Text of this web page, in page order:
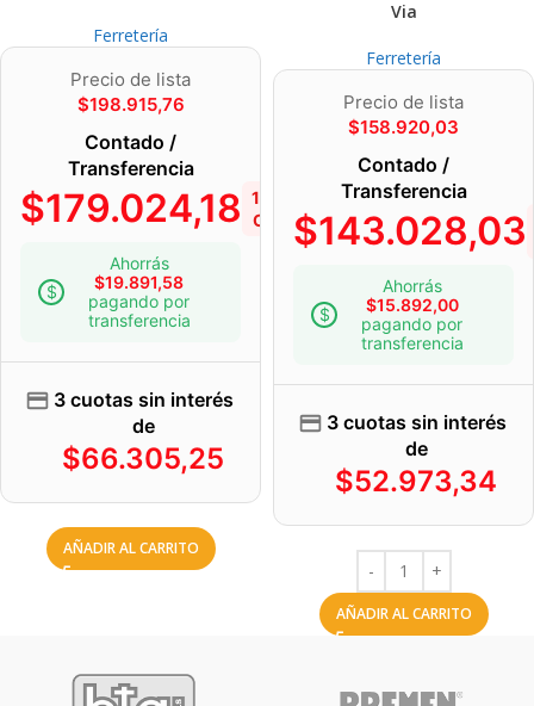
Ferretería
Precio de lista
$198.915,76
Contado /
Transferencia
$179.024,18 10%
OFF
Ahorrás
$19.891,58
pagando por
transferencia
3 cuotas sin interés
de
$66.305,25
AÑADIR AL CARRITO
Via
Ferretería
Precio de lista
$158.920,03
Contado /
Transferencia
$143.028,03
Ahorrás
$15.892,00
pagando por
transferencia
3 cuotas sin interés
de
$52.973,34
AÑADIR AL CARRITO